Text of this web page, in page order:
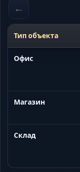
←
Тип объекта
Офис
Магазин
Склад